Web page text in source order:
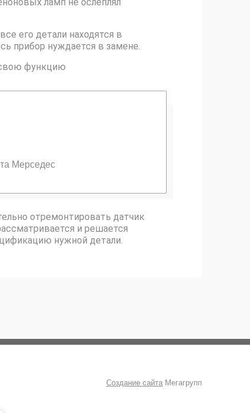
его детали находятся в
прибор нуждается в замене.
функцию
Мерседес
отремонтировать датчик
и решается
нужной детали.
Создание сайта Мегагрупп